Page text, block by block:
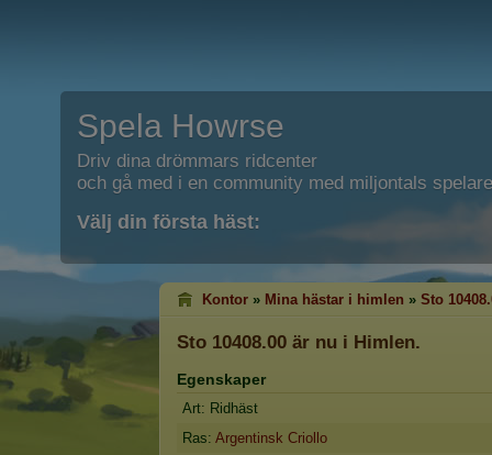
Spela Howrse
Driv dina drömmars ridcenter
och gå med i en community med miljontals
Välj din första häst:
Kontor » Mina hästar i himlen » Sto
Sto 10408.00 är nu i Himlen.
Egenskaper
Art: Ridhäst
Ras: Argentinsk Criollo